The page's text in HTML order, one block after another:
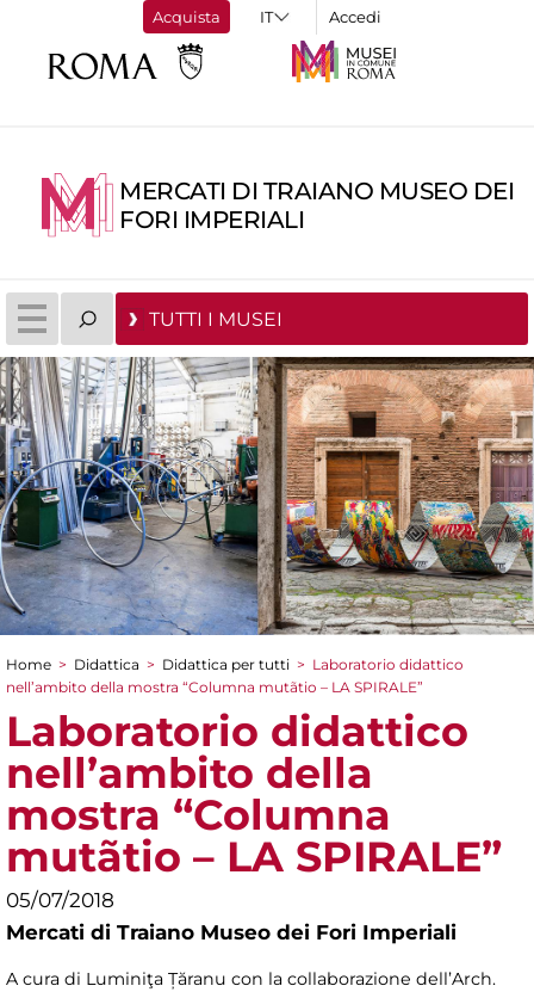
Acquista Accedi
MERCATI DI TRAIANO MUSEO DEI
FORI IMPERIALI
TUTTI I MUSEI
Tu sei qui
Home > Didattica > Didattica per tutti > Laboratorio didattico
nell’ambito della mostra “Columna mutãtio – LA SPIRALE”
Laboratorio didattico
nell’ambito della
mostra “Columna
mutãtio – LA SPIRALE”
05/07/2018
Mercati di Traiano Museo dei Fori Imperiali
A cura di Luminiţa Țăranu con la collaborazione dell’Arch.